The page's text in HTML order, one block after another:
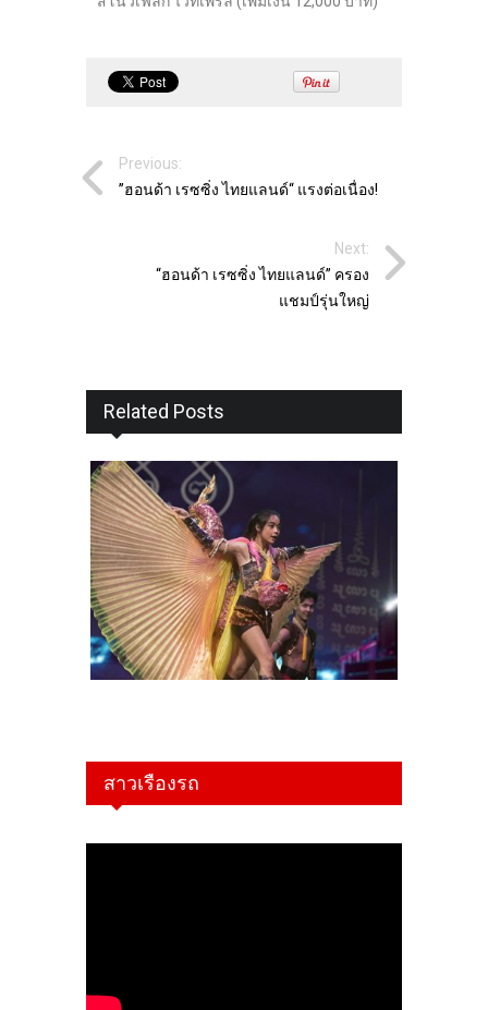
Previous:
”ฮอนด้า เรซซิ่ง ไทยแลนด์“ แรงต่อเนื่อง!
Next:
“ฮอนด้า เรซซิ่ง ไทยแลนด์” ครอง
แชมป์รุ่นใหญ่
Related Posts
สาวเรืองรถ